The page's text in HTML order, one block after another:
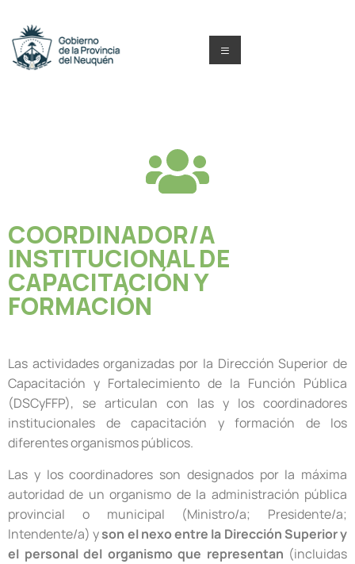
COORDINADOR/A
INSTITUCIONAL DE
CAPACITACIÓN Y
FORMACIÓN
Las actividades organizadas por la Dirección Superior de
Capacitación y Fortalecimiento de la Función Pública
(DSCyFFP), se articulan con las y los coordinadores
institucionales de capacitación y formación de los
diferentes organismos públicos.
Las y los coordinadores son designados por la máxima
autoridad de un organismo de la administración pública
provincial o municipal (Ministro/a; Presidente/a;
Intendente/a) yson el nexo entre la Dirección Superior y
el personal del organismo que representan (incluidas